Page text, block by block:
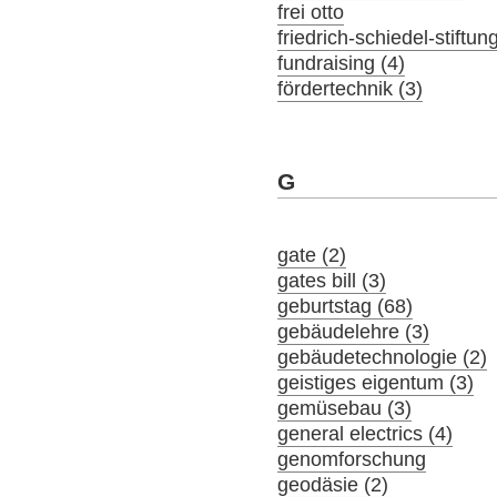
frei otto
friedrich-schiedel-
fundraising (4)
fördertechnik (3)
G
gate (2)
gates bill (3)
geburtstag (68)
gebäudelehre (3)
gebäudetechnologie (2)
geistiges eigentum (3)
gemüsebau (3)
general electrics (4)
genomforschung
geodäsie (2)